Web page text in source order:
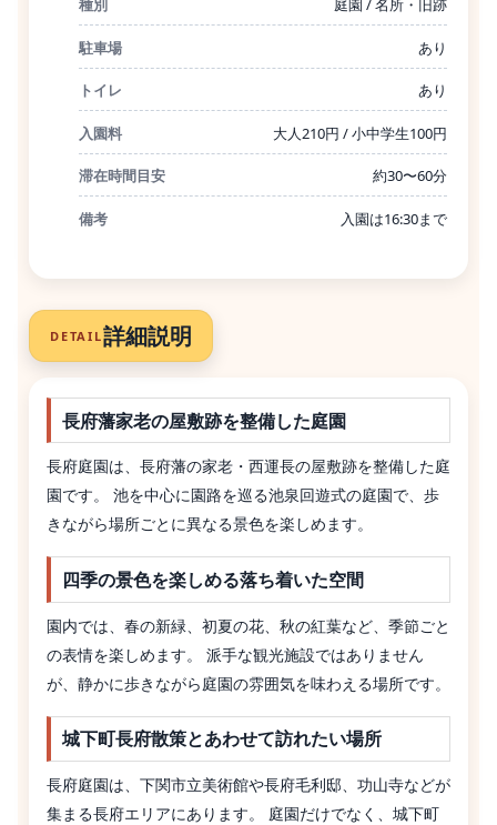
種別 庭園 / 名所・旧跡
駐車場 あり
トイレ あり
入園料 大人210円 / 小中学生100円
滞在時間目安 約30〜60分
備考 入園は16:30まで
DETAIL詳細説明
長府藩家老の屋敷跡を整備した庭園
長府庭園は、長府藩の家老・西運長の屋敷跡を整備した庭
園です。 池を中心に園路を巡る池泉回遊式の庭園で、歩
きながら場所ごとに異なる景色を楽しめます。
四季の景色を楽しめる落ち着いた空間
園内では、春の新緑、初夏の花、秋の紅葉など、季節ごと
の表情を楽しめます。 派手な観光施設ではありません
が、静かに歩きながら庭園の雰囲気を味わえる場所です。
城下町長府散策とあわせて訪れたい場所
長府庭園は、下関市立美術館や長府毛利邸、功山寺などが
集まる長府エリアにあります。 庭園だけでなく、城下町